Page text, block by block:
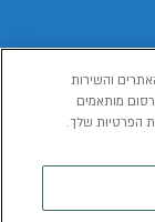
והשירות
מותאמים
הפרטיות שלך.